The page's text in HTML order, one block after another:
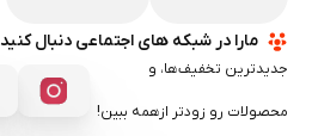
مارا در شبکه های اجتماعی دنبال کنید
جدیدترین تخفیف‌ها، و
محصولات رو زودتر ازهمه ببین!